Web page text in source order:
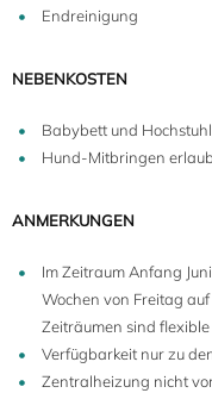
Endreinigung
NEBENKOSTEN
Babybett und
Hund-Mitbringen
ANMERKUNGEN
Im Zeitraum Anfang
Wochen von Freitag
Zeiträumen sind
Verfügbarkeit nur zu
Zentralheizung nicht